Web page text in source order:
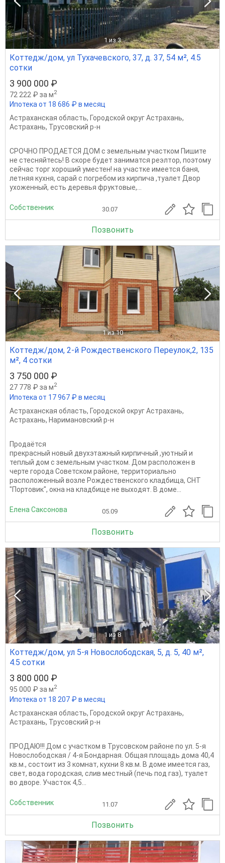
1 из 3
Коттедж/дом, ул Тухачевского, 37, д. 37, 54 м², 4.5
сотки
3 900 000 ₽
72 222 ₽ за м2
Ипотека от 18 686 ₽ в месяц
Астраханская область, Городской округ Астрахань,
Астрахань, Трусовский р-н
СРОЧНО ПРОДАЕТСЯ ДОМ с земельным участком Пишите
не стесняйтесь! В скоре будет заниматся реэлтор, поэтому
сейчас торг хороший уместен! на участке имеется баня,
летняя кухня, сарай с погребом из кирпича ,туалет Двор
ухоженный, есть деревья фруктовые,...
Собственник 30.07
Позвонить
1 из 10
Коттедж/дом, 2-й Рождественского Переулок,2, 135
м², 4 сотки
3 750 000 ₽
27 778 ₽ за м2
Ипотека от 17 967 ₽ в месяц
Астраханская область, Городской округ Астрахань,
Астрахань, Наримановский р-н
Продаётся
прекрасный новый двухэтажный кирпичный ,уютный и
теплый дом с земельным участком. Дом расположен в
черте города Советском районе, территориально
расположенный возле Рождественского кладбища, СНТ
"Портовик", окна на кладбище не выходят. В доме...
Елена Саксонова 05.09
Позвонить
1 из 8
Коттедж/дом, ул 5-я Новослободская, 5, д. 5, 40 м²,
4.5 сотки
3 800 000 ₽
95 000 ₽ за м2
Ипотека от 18 207 ₽ в месяц
Астраханская область, Городской округ Астрахань,
Астрахань, Трусовский р-н
ПРОДАЮ!!! Дом с участком в Трусовском районе по ул. 5-я
Новослободская / 4-я Бондарная. Общая площадь дома 40,4
кв.м., состоит из 3 комнат, кухни 8 кв.м. В доме имеется газ,
свет, вода городская, слив местный (печь под газ), туалет
во дворе. Участок 4,5...
Собственник 11.07
Позвонить